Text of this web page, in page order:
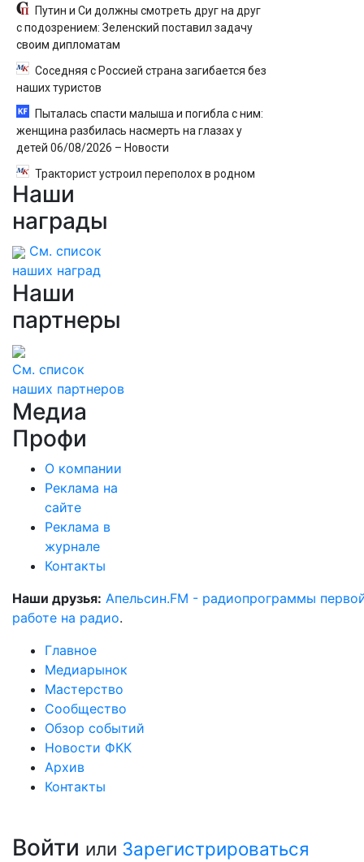
Путин и Си должны смотреть друг на друг
с подозрением: Зеленский поставил задачу
своим дипломатам
Соседняя с Россией страна загибается без
наших туристов
Пыталась спасти малыша и погибла с ним:
женщина разбилась насмерть на глазах у
детей 06/08/2026 – Новости
Тракторист устроил переполох в родном
поселке с погоней и стрельбой
Наши
награды
См. список
наших наград
Наши
партнеры
См. список
наших партнеров
Медиа
Профи
О компании
Реклама на
сайте
Реклама в
журнале
Контакты
Наши друзья: Апельсин.FM - радиопрограммы
работе на радио.
Главное
Медиарынок
Мастерство
Сообщество
Обзор событий
Новости ФКК
Архив
Контакты
Войти или Зарегистрироваться